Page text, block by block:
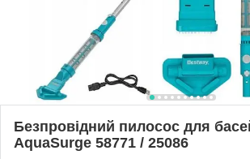
Безпровідний пилосос для
AquaSurge 58771 / 25086